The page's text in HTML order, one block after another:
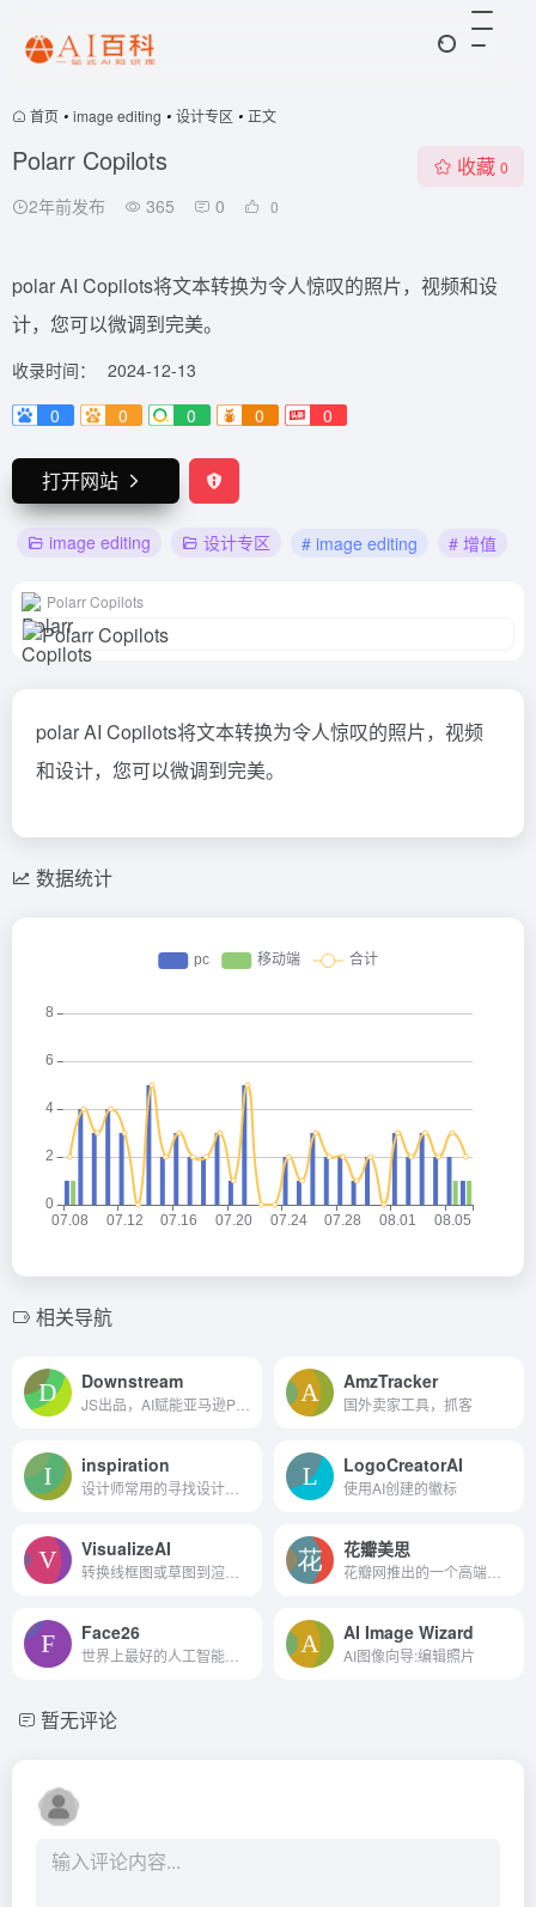
首页 • image editing • 设计专区 • 正文
Polarr Copilots
2年前发布 365 0 0
收藏 0
polar AI Copilots将文本转换为令人惊叹的照片，视频和设
计，您可以微调到完美。
收录时间：
2024-12-13
0
0 0 0 0
打开网站
image editing 设计专区 # image editing # 增值
Polarr Copilots
polar AI Copilots将文本转换为令人惊叹的照片，视频
和设计，您可以微调到完美。
数据统计
相关导航
Downstream AmzTracker
国外卖家工具，抓客
inspiration LogoCreatorAI
使用AI创建的徽标
VisualizeAI 花瓣美思
Face26 AI Image Wizard
AI图像向导:编辑照片
暂无评论